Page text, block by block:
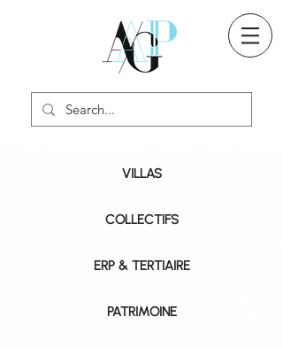
VILLAS
COLLECTIFS
ERP & TERTIAIRE
PATRIMOINE